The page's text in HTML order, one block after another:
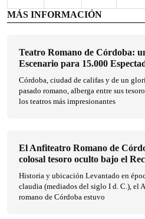
MÁS INFORMACIÓN
Teatro Romano de Córdoba:
Escenario para 15.000
Córdoba, ciudad de califas y de un
pasado romano, alberga entre sus
los teatros más impresionantes
El Anfiteatro Romano de
colosal tesoro oculto bajo el
Historia y ubicación Levantado en
claudia (mediados del siglo I d. C.), el
romano de Córdoba estuvo